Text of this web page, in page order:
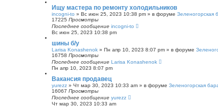
Ищу мастера по ремонту холодильников
incogni-to » Вс июн 25, 2023 10:38 pm » в форуме Зеленогорская
17225 Просмотры
Последнее сообщение incogni-to
Вс июн 25, 2023 10:38 pm
шины б/у
Larisa Konashenok » Пн апр 10, 2023 8:07 pm » в форуме
16758 Просмотры
Последнее сообщение Larisa Konashenok
Пн апр 10, 2023 8:07 pm
Вакансия продавец
yurezz » Чт мар 30, 2023 10:33 am » в форуме Зеленогорская
16067 Просмотры
Последнее сообщение yurezz
Чт мар 30, 2023 10:33 am